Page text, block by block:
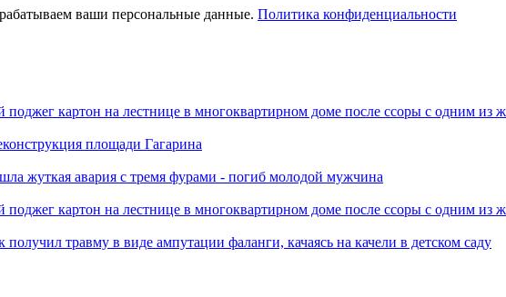
ваши персональные данные. Политика конфиденциальности
картон на лестнице в многоквартирном доме после ссоры с одним из
площади Гагарина
жуткая авария с тремя фурами - погиб молодой мужчина
картон на лестнице в многоквартирном доме после ссоры с одним из
травму в виде ампутации фаланги, качаясь на качели в детском саду